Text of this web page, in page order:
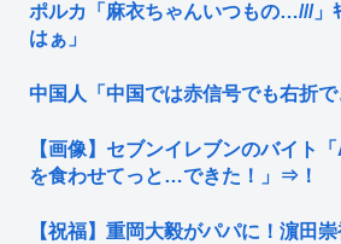
ポルカ「麻衣ちゃんいつもの…///
はぁ」
中国人「中国では赤信号でも右折で
【画像】セブンイレブンのバイト
を食わせてっと…できた！」⇒！
【祝福】重岡大毅がパパに！濵田